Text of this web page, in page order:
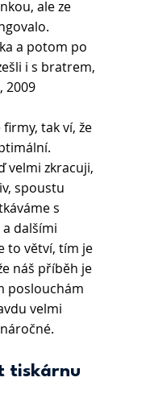
ale ze
a potom po
i s bratrem,
2009
tak ví, že
velmi zkracuji,
spoustu
s
dalšími
to větví, tím je
náš příběh je
poslouchám
velmi
tiskárnu